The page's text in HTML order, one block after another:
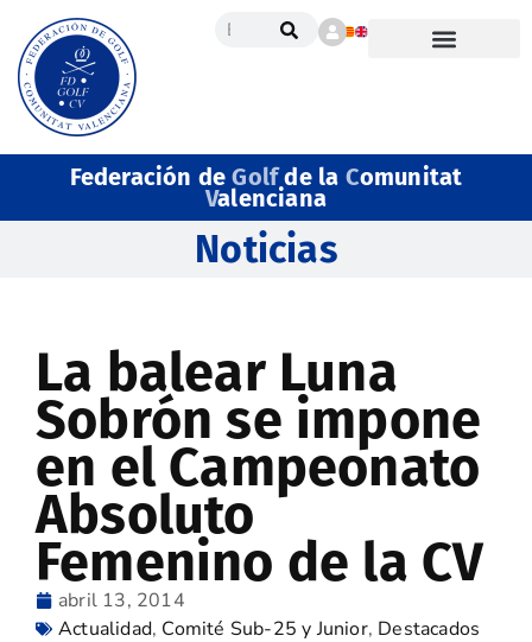
Federación deGolfde la Comunitat
Valenciana
Noticias
La balear Luna
Sobrón se impone
en el Campeonato
Absoluto
Femenino de la CV
abril 13, 2014
Actualidad, Comité Sub-25 y Junior, Destacados